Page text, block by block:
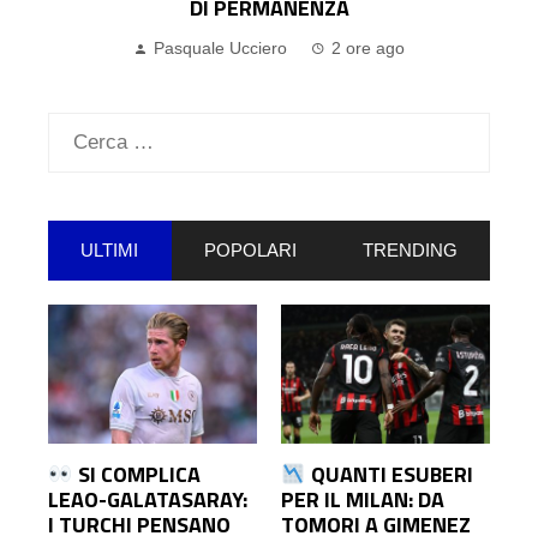
Ricerca
ULTIMI POPOLARI TRENDING
SI COMPLICA
LEAO-GALATASARAY:
I TURCHI PENSANO
QUANTI ESUBERI
PER IL MILAN: DA
TOMORI A GIMENEZ